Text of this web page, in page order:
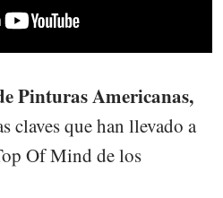
Pinturas Americanas,
claves que han llevado a
Of Mind de los